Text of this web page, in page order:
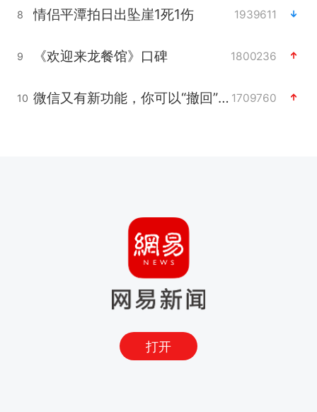
8 情侣平潭拍日出坠崖1死1伤 1939611
9 《欢迎来龙餐馆》口碑 1800236
10 微信又有新功能，你可以“撤回”你的撤回了！ 1709760
打开